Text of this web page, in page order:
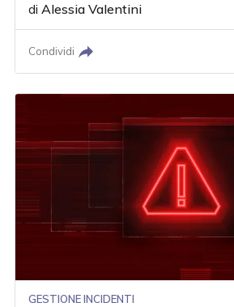
diAlessia Valentini
Condividi
GESTIONE INCIDENTI